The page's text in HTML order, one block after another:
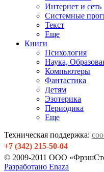
Интернет и сеть
Системные
Текст
Еще
Книги
Психология
Наука,
Компьютеры
Фантастика
Детям
Эзотерика
Периодика
Еще
Техническая поддержка:
+7 (342) 215-50-04
© 2009-2011 ООО
Разработано Enaza